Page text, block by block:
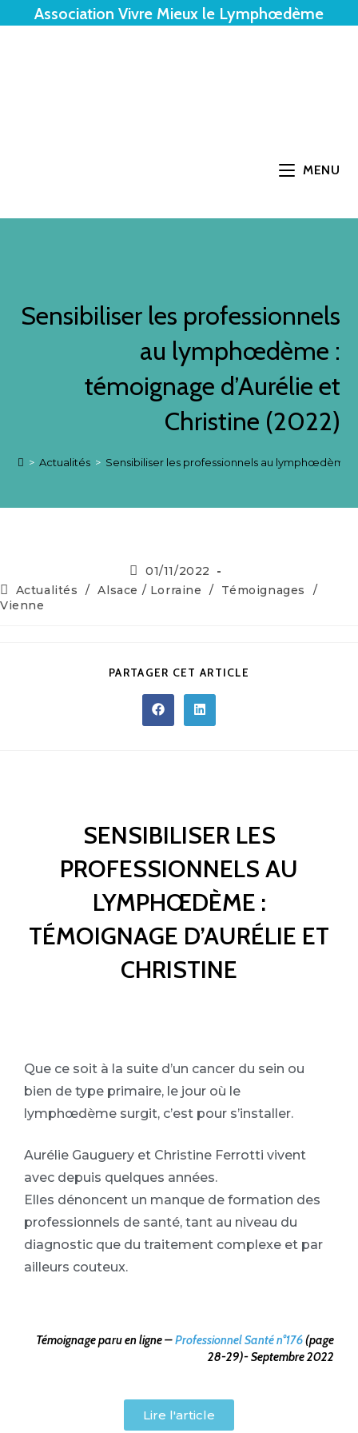
Association Vivre Mieux le Lymphœdème
MENU
Sensibiliser les professionnels
au lymphœdème :
témoignage d’Aurélie et
Christine (2022)
> Actualités > Sensibiliser les professionnels au lymphœdème
01/11/2022
Actualités
/ Alsace / Lorraine / Témoignages
/
Vienne
PARTAGER CET ARTICLE
SENSIBILISER LES
PROFESSIONNELS AU
LYMPHŒDÈME :
TÉMOIGNAGE D’AURÉLIE ET
CHRISTINE
Que ce soit à la suite d’un cancer du sein ou
bien de type primaire, le jour où le
lymphœdème surgit, c’est pour s’installer.
Aurélie Gauguery et Christine Ferrotti vivent
avec depuis quelques années.
Elles dénoncent un manque de formation des
professionnels de santé, tant au niveau du
diagnostic que du traitement complexe et par
ailleurs couteux.
Témoignage paru en ligne –Professionnel Santé n°176(page
28-29)- Septembre 2022
Lire l'article